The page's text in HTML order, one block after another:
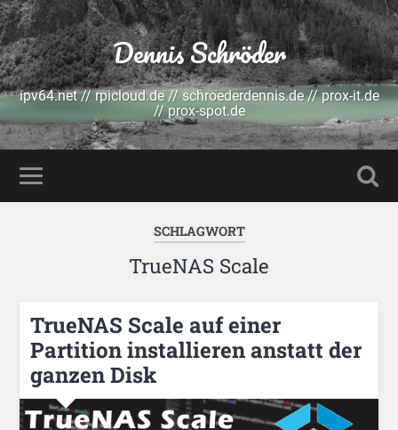
Dennis Schröder
ipv64.net // rpicloud.de // schroederdennis.de // prox-it.de
// prox-spot.de
SCHLAGWORT
TrueNAS Scale
TrueNAS Scale auf einer
Partition installieren anstatt der
ganzen Disk